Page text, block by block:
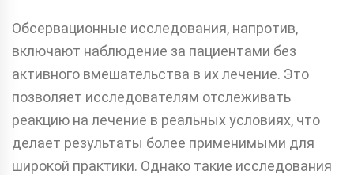
Обсервационные исследования, напротив,
включают наблюдение за пациентами без
активного вмешательства в их лечение. Это
позволяет исследователям отслеживать
реакцию на лечение в реальных условиях, что
делает результаты более применимыми для
широкой практики. Однако такие исследования